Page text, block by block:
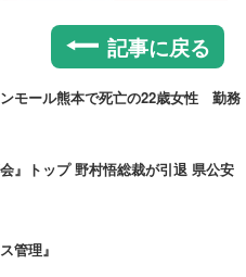
記事に戻る
モール熊本で死亡の22歳女性 勤務
』トップ 野村悟総裁が引退 県公安
管理』